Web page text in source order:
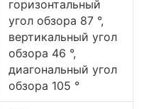
горизонтальный
угол обзора 87 °,
вертикальный угол
обзора 46 °,
диагональный угол
обзора 105 °